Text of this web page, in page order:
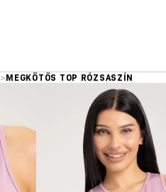
>MEGKÖTŐS TOP RÓZSASZÍN